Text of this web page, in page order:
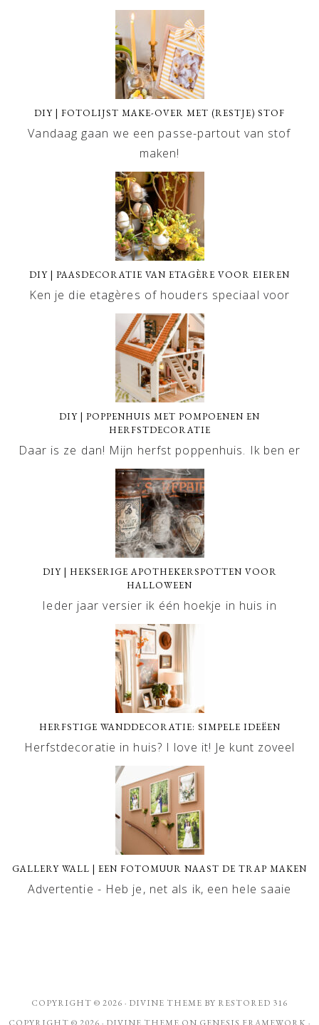
DIY | FOTOLIJST MAKE-OVER MET (RESTJE) STOF
Vandaag gaan we een passe-partout van stof
maken!
DIY | PAASDECORATIE VAN ETAGÈRE VOOR EIEREN
Ken je die etagères of houders speciaal voor
DIY | POPPENHUIS MET POMPOENEN EN
HERFSTDECORATIE
Daar is ze dan! Mijn herfst poppenhuis. Ik ben er
DIY | HEKSERIGE APOTHEKERSPOTTEN VOOR
HALLOWEEN
Ieder jaar versier ik één hoekje in huis in
HERFSTIGE WANDDECORATIE: SIMPELE IDEËEN
Herfstdecoratie in huis? I love it! Je kunt zoveel
GALLERY WALL | EEN FOTOMUUR NAAST DE TRAP MAKEN
Advertentie - Heb je, net als ik, een hele saaie
COPYRIGHT © 2026 · DIVINE THEME BY RESTORED 316